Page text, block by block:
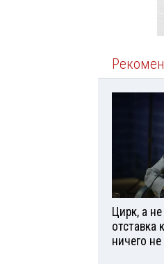
Цирк, а
отставка
ничего